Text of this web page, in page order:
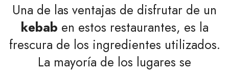
Una de las ventajas de disfrutar de un
kebab en estos restaurantes, es la
frescura de los ingredientes utilizados.
La mayoría de los lugares se